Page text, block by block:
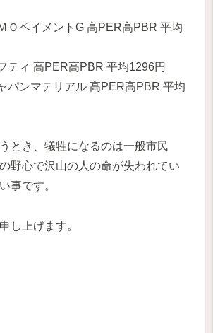
ＯペイメントG 高PER高PBR 平均
ティ 高PER高PBR 平均1296円
パンマテリアル 高PER高PBR 平均
とき、犠牲になるのは一般市民
野心で沢山の人の命が失われてい
事です。
し上げます。